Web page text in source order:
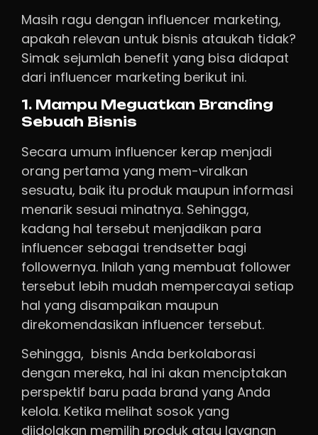
Masih ragu dengan influencer marketing,
apakah relevan untuk bisnis ataukah tidak?
Simak sejumlah benefit yang bisa didapat
dari influencer marketing berikut ini.
1. Mampu Meguatkan Branding
Sebuah Bisnis
Secara umum influencer kerap menjadi
orang pertama yang mem-viralkan
sesuatu, baik itu produk maupun informasi
menarik sesuai minatnya. Sehingga,
kadang hal tersebut menjadikan para
influencer sebagai trendsetter bagi
followernya. Inilah yang membuat follower
tersebut lebih mudah mempercayai setiap
hal yang disampaikan maupun
direkomendasikan influencer tersebut.
Sehingga, bisnis Anda berkolaborasi
dengan mereka, hal ini akan menciptakan
perspektif baru pada brand yang Anda
kelola. Ketika melihat sosok yang
diidolakan memilih produk atau layanan